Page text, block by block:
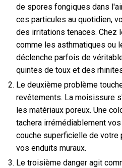
de spores fongiques dans
ces particules au quotidien,
des irritations tenaces. Chez
comme les asthmatiques ou
déclenche parfois de
quintes de toux et des
Le deuxième problème
revêtements. La moisissure
les matériaux poreux. Une
tachera irrémédiablement
couche superficielle de votre
vos enduits muraux.
Le troisième danger agit